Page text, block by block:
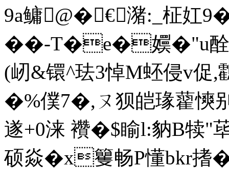
9a鳙@�€潴:_柾
��-T�e�嬽�"u酫
(屻&镮^珐3悼M蚽侵v
�%僕7�,ㄡ狈皑瑑藋慡
遂+0涞 襸�$睮l:豽B
硕焱�x籰畅P懂bkr搘